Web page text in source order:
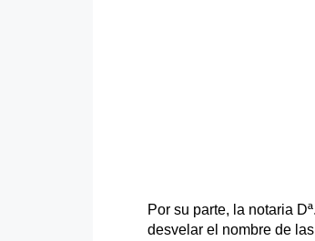
Por su parte, la notaria
desvelar el nombre de